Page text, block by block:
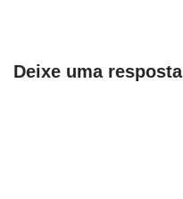
Deixe uma resposta